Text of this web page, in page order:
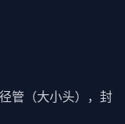
管（大小头），封